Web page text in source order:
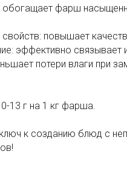
фарш
повышает
эффективно
потери влаги при
13 г на 1 кг фарша.
к созданию блюд с